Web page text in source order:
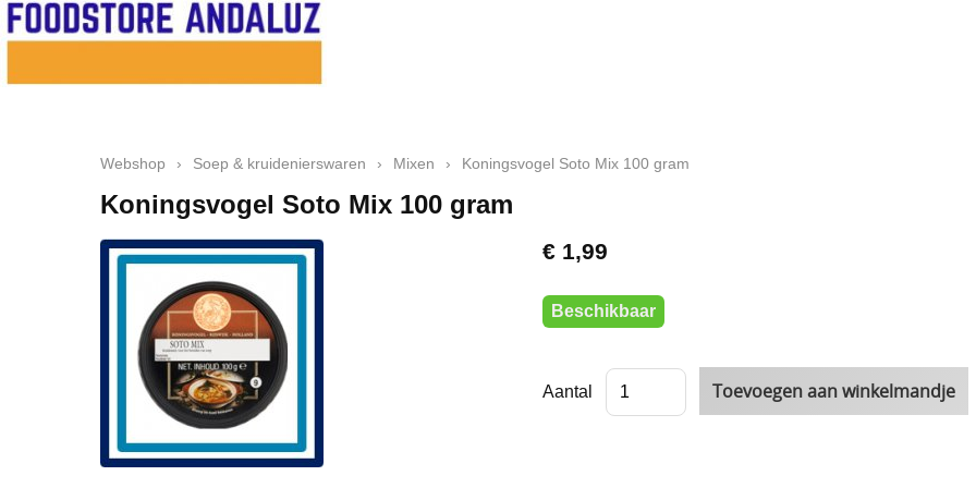
Webshop › Soep & kruidenierswaren › Mixen › Koningsvogel Soto Mix 100 gram
Koningsvogel Soto Mix 100 gram
€ 1,99
Beschikbaar
Aantal